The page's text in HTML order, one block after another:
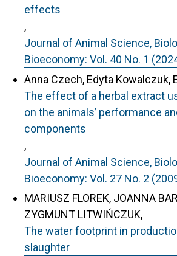
effects
,
Journal of Animal Science,
Bioeconomy: Vol. 40 No. 1
Anna Czech, Edyta Kowalczuk,
The effect of a herbal extract
on the animals’ performance
components
,
Journal of Animal Science,
Bioeconomy: Vol. 27 No. 2
MARIUSZ FLOREK, JOANNA
ZYGMUNT LITWIŃCZUK,
The water footprint in
slaughter